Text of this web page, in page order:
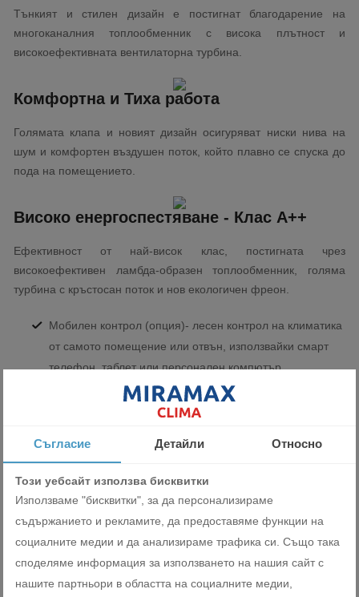
Тънкият и стилен дизайн е постигнат благодарение на
многоканалния топлообменник с висока плътност и
високоефективната вентилаторна турбина.
Комфортна и Тиха работа
Голямата клапа и новият дизайн осигуряват ниски нива на
шум и комфортен въздушен поток, който плавно се спуска до
пода на помещението.
Високо енергоспестяване - Клас А++
Ефективност от най-висок клас, постигната чрез
високоефективен ламбда-образен топлообменник, голяма
турбина с кръстосан поток и нов екологичен фреон.
Мобилен контрол (опция)- лесен контрол на климатика
от самото помещение или отвън, използвайки смарт
телефон, таблет или персонален компютър.
Безжичен LAN интерфейс (опция)- допълнителният
WiFi адаптер позволява контрол на климатика от
Miramax Clima- Магазин за
климатична и вентилационна
техника
Съгласие Детайли Относно
Този уебсайт използва бисквитки
Използваме "бисквитки", за да персонализираме
съдържанието и рекламите, да предоставяме функции на
социалните медии и да анализираме трафика си. Също така
споделяме информация за използването на нашия сайт с
нашите партньори в областта на социалните медии,